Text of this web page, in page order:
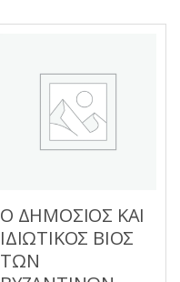
Ο ΔΗΜΟΣΙΟΣ ΚΑΙ
ΙΔΙΩΤΙΚΟΣ ΒΙΟΣ
ΤΩΝ